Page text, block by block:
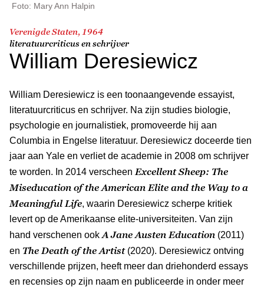
Foto: Mary Ann Halpin
Verenigde Staten, 1964
literatuurcriticus en schrijver
William Deresiewicz
William Deresiewicz is een toonaangevende essayist,
literatuurcriticus en schrijver. Na zijn studies biologie,
psychologie en journalistiek, promoveerde hij aan
Columbia in Engelse literatuur. Deresiewicz doceerde tien
jaar aan Yale en verliet de academie in 2008 om schrijver
te worden. In 2014 verscheen Excellent Sheep: The
Miseducation of the American Elite and the Way to a
Meaningful Life, waarin Deresiewicz scherpe kritiek
levert op de Amerikaanse elite-universiteiten. Van zijn
hand verschenen ook A Jane Austen Education (2011)
en The Death of the Artist(2020). Deresiewicz ontving
verschillende prijzen, heeft meer dan driehonderd essays
en recensies op zijn naam en publiceerde in onder meer